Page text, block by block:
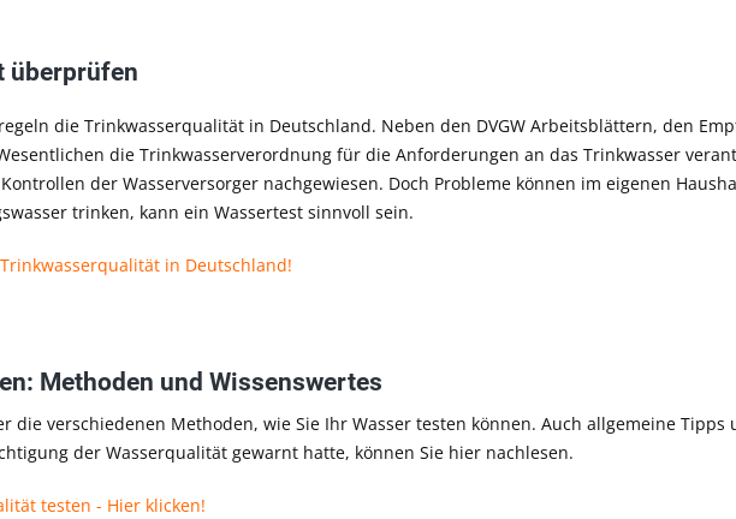
überprüfen
die Trinkwasserqualität in Deutschland. Neben den DVGW Arbeitsblättern, den
die Trinkwasserverordnung für die Anforderungen an das Trinkwasser
der Wasserversorger nachgewiesen. Doch Probleme können im eigenen
trinken, kann ein Wassertest sinnvoll sein.
in Deutschland!
Methoden und Wissenswertes
die verschiedenen Methoden, wie Sie Ihr Wasser testen können. Auch allgemeine Tipps
der Wasserqualität gewarnt hatte, können Sie hier nachlesen.
testen - Hier klicken!